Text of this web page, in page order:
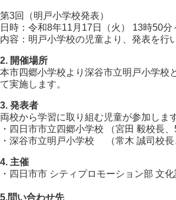
第3回（明戸小学校発表）
日時：令和8年11月17日（火） 13時50分
内容：明戸小学校の児童より、発表を行
2. 開催場所
本市四郷小学校より深谷市立明戸小学校
て実施します。
3. 発表者
両校から学習に取り組む児童が参加します
・四日市市立四郷小学校 （宮田 毅校長、
・深谷市立明戸小学校 （常木 誠司校長
4. 主催
・四日市市 シティプロモーション部 文化
5.問い合わせ先